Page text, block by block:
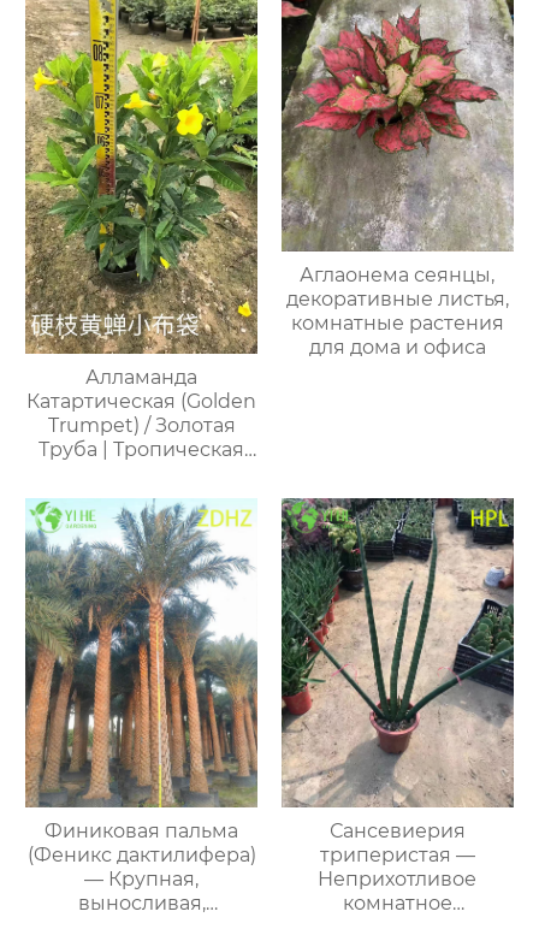
Алламанда
Катартическая (Golden
Trumpet) / Золотая
Труба | Тропическая
Кустарник | Оптовая
Продажа Экспорт
Аглаонема сеянцы,
декоративные листья,
комнатные растения
для дома и офиса
Финиковая пальма
(Феникс дактилифера)
— Крупная,
выносливая,
Сансевиерия
триперистая —
Неприхотливое
комнатное